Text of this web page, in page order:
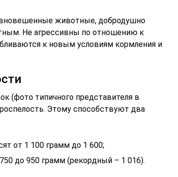
животные, добродушно
Не агрессивны по отношению к
к новым условиям кормления и
(фото типичного представителя в
Этому способствуют два
от 1 100 грамм до 1 600;
до 950 грамм (рекордный – 1 016).